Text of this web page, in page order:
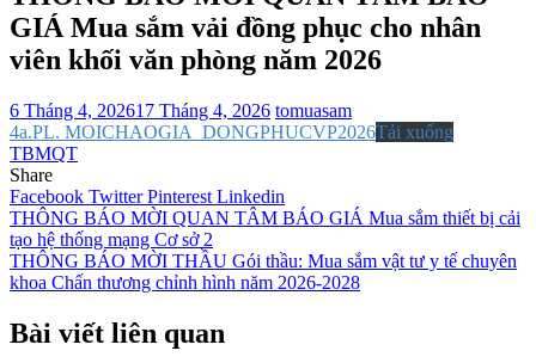
GIÁ Mua sắm vải đồng phục cho nhân
viên khối văn phòng năm 2026
6 Tháng 4, 202617 Tháng 4, 2026 tomuasam
4a.PL. MOICHAOGIA_DONGPHUCVP2026Tải xuống
TBMQT
Share
Facebook TwitterPinterest Linkedin
Điều
hướng
bài
viết
THÔNG BÁO MỜI QUAN TÂM BÁO GIÁ Mua sắm thiết bị cải
tạo hệ thống mạng Cơ sở 2
THÔNG BÁO MỜI THẦU Gói thầu: Mua sắm vật tư y tế chuyên
khoa Chấn thương chỉnh hình năm 2026-2028
Bài viết liên quan